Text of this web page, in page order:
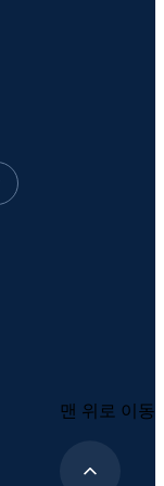
맨 위로 이동